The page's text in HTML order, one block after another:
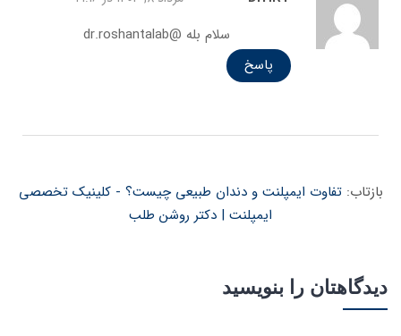
سلام بله @dr.roshantalab
پاسخ
بازتاب:تفاوت ایمپلنت و دندان طبیعی چیست؟ - کلینیک تخصصی
ایمپلنت | دکتر روشن طلب
دیدگاهتان را بنویسید